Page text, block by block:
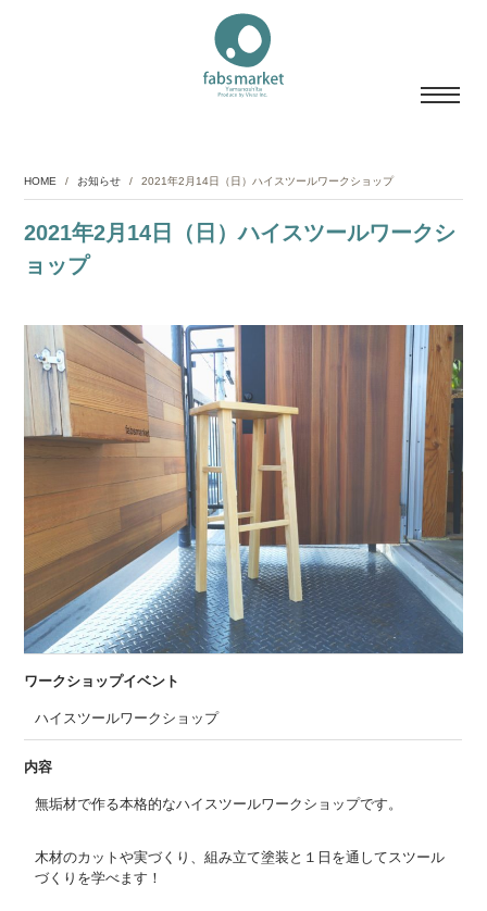
HOME / お知らせ / 2021年2月14日（日）ハイスツールワークショップ
2021年2月14日（日）ハイスツールワークシ
ョップ
ワークショップイベント
ハイスツールワークショップ
内容
無垢材で作る本格的なハイスツールワークショップです。
木材のカットや実づくり、組み立て塗装と１日を通してスツール
づくりを学べます！